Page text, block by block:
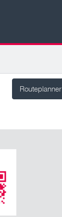
Routeplanner